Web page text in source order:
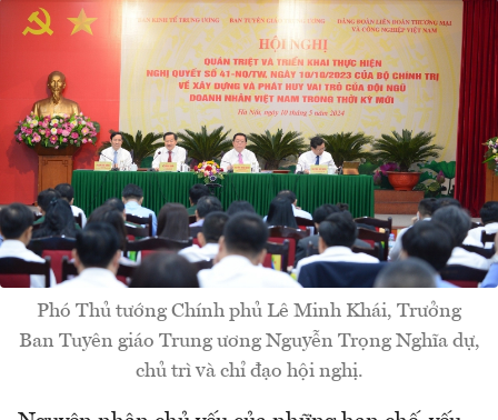
Phó Thủ tướng Chính phủ Lê Minh Khái, Trưởng
Ban Tuyên giáo Trung ương Nguyễn Trọng Nghĩa dự,
chủ trì và chỉ đạo hội nghị.